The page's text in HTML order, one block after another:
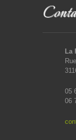
La
05
06